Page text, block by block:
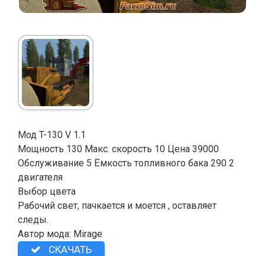
Мод T-130 V 1.1
Мощность 130 Макс. скорость 10 Цена 39000
Обслуживание 5 Ёмкость топливного бака 290 2
двигателя
Выбор цвета
Рабочий свет, пачкается и моется , оставляет
следы.
Автор мода: Mirage
СКАЧАТЬ